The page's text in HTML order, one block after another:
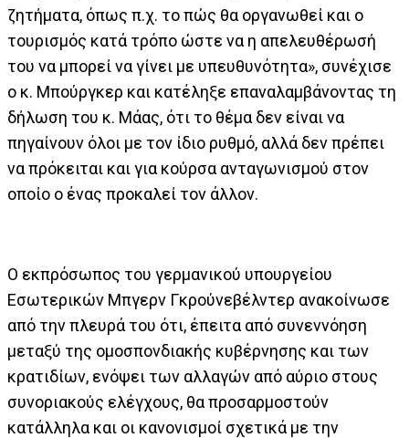
ζητήματα, όπως π.χ. το πώς θα οργανωθεί και ο
τουρισμός κατά τρόπο ώστε να η απελευθέρωσή
του να μπορεί να γίνει με υπευθυνότητα», συνέχισε
ο κ. Μπούργκερ και κατέληξε επαναλαμβάνοντας τη
δήλωση του κ. Μάας, ότι το θέμα δεν είναι να
πηγαίνουν όλοι με τον ίδιο ρυθμό, αλλά δεν πρέπει
να πρόκειται και για κούρσα ανταγωνισμού στον
οποίο ο ένας προκαλεί τον άλλον.
Ο εκπρόσωπος του γερμανικού υπουργείου
Εσωτερικών Μπγερν Γκρούνεβέλντερ ανακοίνωσε
από την πλευρά του ότι, έπειτα από συνεννόηση
μεταξύ της ομοσπονδιακής κυβέρνησης και των
κρατιδίων, ενόψει των αλλαγών από αύριο στους
συνοριακούς ελέγχους, θα προσαρμοστούν
κατάλληλα και οι κανονισμοί σχετικά με την